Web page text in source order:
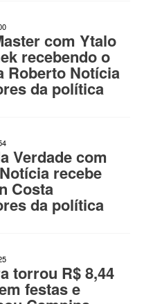
com Ytalo
recebendo o
Roberto Notícia
da política
Verdade com
recebe
Costa
da política
torrou R$ 8,44
festas e